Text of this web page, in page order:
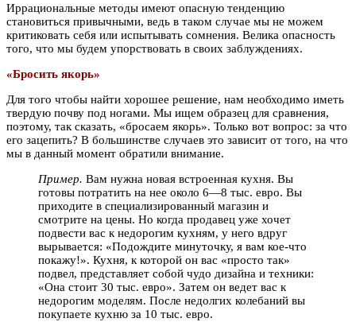
Иррациональные методы имеют опасную тенденцию
становиться привычными, ведь в таком случае мы не можем
критиковать себя или испытывать сомнения. Велика опасность
того, что мы будем упорствовать в своих заблуждениях.
«Бросить якорь»
Для того чтобы найти хорошее решение, нам необходимо иметь
твердую почву под ногами. Мы ищем образец для сравнения,
поэтому, так сказать, «бросаем якорь». Только вот вопрос: за что
его зацепить? В большинстве случаев это зависит от того, на что
мы в данный момент обратили внимание.
Пример. Вам нужна новая встроенная кухня. Вы
готовы потратить на нее около 6—8 тыс. евро. Вы
приходите в специализированный магазин и
смотрите на цены. Но когда продавец уже хочет
подвести вас к недорогим кухням, у него вдруг
вырывается: «Подождите минуточку, я вам кое-что
покажу!». Кухня, к которой он вас «просто так»
подвел, представляет собой чудо дизайна и техники:
«Она стоит 30 тыс. евро». Затем он ведет вас к
недорогим моделям. После недолгих колебаний вы
покупаете кухню за 10 тыс. евро.